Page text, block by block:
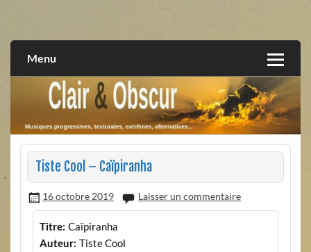
extrêmes, alternatives, texturales
Menu
Tiste Cool – Caïpiranha
16 octobre 2019 Laisser un commentaire
Titre: Caïpiranha
Auteur: Tiste Cool